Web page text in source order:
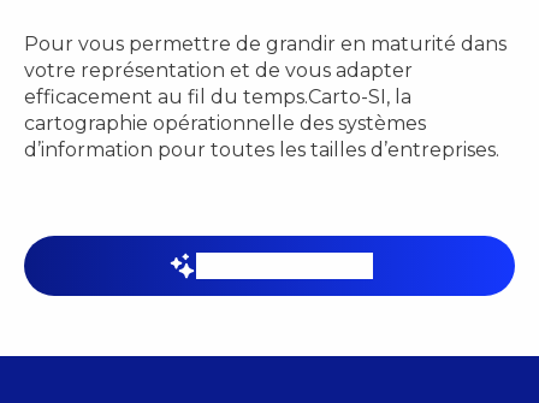
Pour vous permettre de grandir en maturité dans
votre représentation et de vous adapter
efficacement au fil du temps.Carto-SI, la
cartographie opérationnelle des systèmes
d’information pour toutes les tailles d’entreprises.